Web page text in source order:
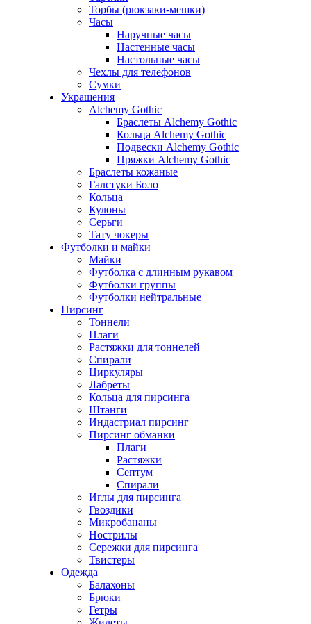
Торбы (рюкзаки-мешки)
Часы
Наручные часы
Настенные часы
Настольные часы
Чехлы для телефонов
Сумки
Украшения
Alchemy Gothic
Браслеты Alchemy Gothic
Кольца Alchemy Gothic
Подвески Alchemy Gothic
Пряжки Alchemy Gothic
Браслеты кожаные
Галстуки Боло
Кольца
Кулоны
Серьги
Тату чокеры
Футболки и майки
Майки
Футболка с длинным рукавом
Футболки группы
Футболки нейтральные
Пирсинг
Тоннели
Плаги
Растяжки для тоннелей
Спирали
Циркуляры
Лабреты
Кольца для пирсинга
Штанги
Индастриал пирсинг
Пирсинг обманки
Плаги
Растяжки
Септум
Спирали
Иглы для пирсинга
Гвоздики
Микробананы
Нострилы
Сережки для пирсинга
Твистеры
Одежда
Балахоны
Брюки
Гетры